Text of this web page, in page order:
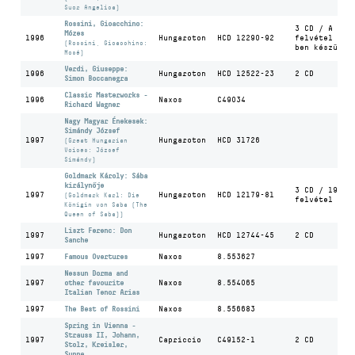
Suor Angelica)
1996
Rossini, Gioacchino:
Mózes
(Rossini, Gioacchino:
Mosé)
Hungaroton HCD 12290-92
3 CD / A
felvétel
ben készült
1996
Verdi, Giuseppe:
Simon Boccanegra
Hungaroton HCD 12522-23 2 CD
1996
Classic Masterworks -
Richard Wagner
Naxos C49034
1997
Nagy Magyar Énekesek:
Simándy József
(Great Hungarian
Voices: József
Simándy)
Hungaroton HCD 31726
1997
Goldmark Károly: Sába
királynője
(Goldmark Karl: Die
Königin von Saba (The
Queen of Saba))
Hungaroton HCD 12179-81
3 CD / 1980-
felvétel
1997
Liszt Ferenc: Don
Sanche
Hungaroton HCD 12744-45 2 CD
1997 Famous Overtures Naxos 8.553627
1997
Nessun Dorma and
other favourite
Italian Tenor Arias
Naxos 8.554065
1997 The Best of Rossini Naxos 8.556683
1997
Spring in Vienna -
Strauss II, Johann,
Stolz, Kreisler,
Capriccio C49152-1 2 CD